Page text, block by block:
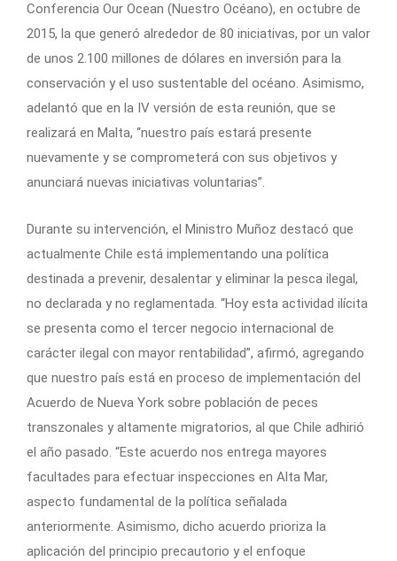
Conferencia Our Ocean (Nuestro Océano), en octubre de
2015, la que generó alrededor de 80 iniciativas, por un valor
de unos 2.100 millones de dólares en inversión para la
conservación y el uso sustentable del océano. Asimismo,
adelantó que en la IV versión de esta reunión, que se
realizará en Malta, “nuestro país estará presente
nuevamente y se comprometerá con sus objetivos y
anunciará nuevas iniciativas voluntarias”.
Durante su intervención, el Ministro Muñoz destacó que
actualmente Chile está implementando una política
destinada a prevenir, desalentar y eliminar la pesca ilegal,
no declarada y no reglamentada. “Hoy esta actividad ilícita
se presenta como el tercer negocio internacional de
carácter ilegal con mayor rentabilidad”, afirmó, agregando
que nuestro país está en proceso de implementación del
Acuerdo de Nueva York sobre población de peces
transzonales y altamente migratorios, al que Chile adhirió
el año pasado. “Este acuerdo nos entrega mayores
facultades para efectuar inspecciones en Alta Mar,
aspecto fundamental de la política señalada
anteriormente. Asimismo, dicho acuerdo prioriza la
aplicación del principio precautorio y el enfoque